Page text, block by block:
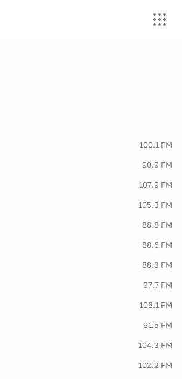
100.1 FM
90.9 FM
107.9 FM
105.3 FM
88.8 FM
88.6 FM
88.3 FM
97.7 FM
106.1 FM
91.5 FM
104.3 FM
102.2 FM